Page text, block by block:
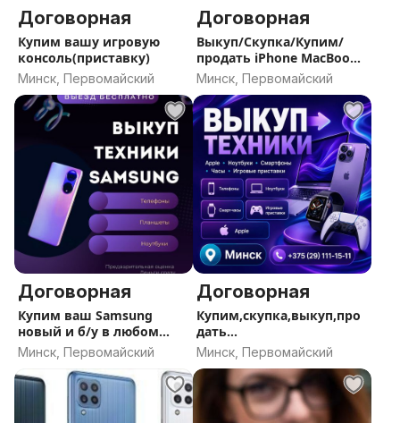
Договорная
Купим вашу игровую
консоль(приставку)
Минск, Первомайский
Договорная
Выкуп/Скупка/Купим/
продать iPhone MacBook
iPad MacBook Apple Watch
Минск, Первомайский
Договорная
Купим ваш Samsung
новый и б/у в любом
состоянии
Минск, Первомайский
Договорная
Купим,скупка,выкуп,про
дать
:Apple,Ноутбук,Смартфон,
Часы,Игровую консоль
Минск, Первомайский